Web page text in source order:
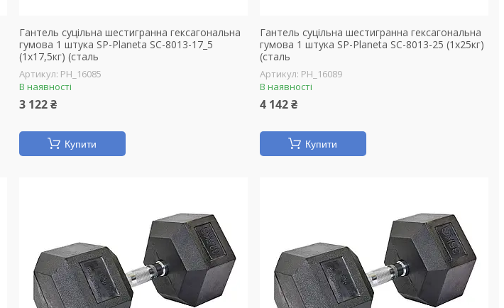
Гантель суцільна шестигранна гексагональна
гумова 1 штука SP-Planeta SC-8013-17_5
(1x17,5кг) (сталь
PH_16085
В наявності
3 122 ₴
Купити
Гантель суцільна шестигранна гексагональна
гумова 1 штука SP-Planeta SC-8013-25 (1x25кг)
(сталь
PH_16089
В наявності
4 142 ₴
Купити